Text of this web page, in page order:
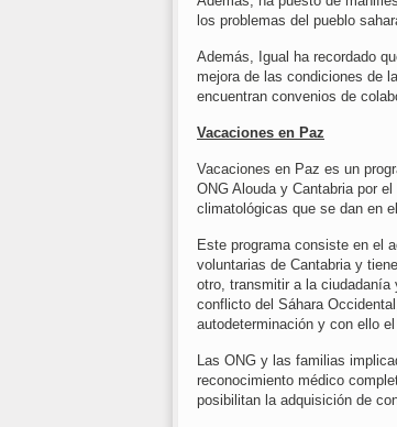
los problemas del pueblo
Además, Igual ha recordado
mejora de las condiciones de
encuentran convenios de
Vacaciones en Paz
Vacaciones en Paz es un
ONG Alouda y Cantabria por
climatológicas que se dan en
Este programa consiste en el
voluntarias de Cantabria y
otro, transmitir a la ciudadanía
conflicto del Sáhara
autodeterminación y con ello
Las ONG y las familias
reconocimiento médico
posibilitan la adquisición de